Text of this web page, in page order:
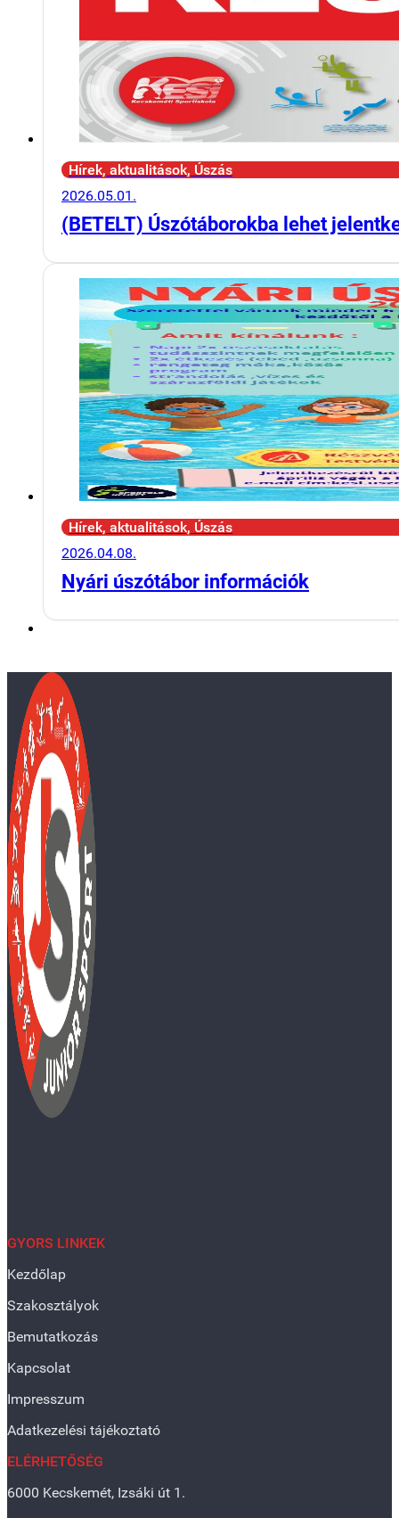
Hírek, aktualitások, Úszás
2026.05.01.
(BETELT) Úszótáborokba lehet
Hírek, aktualitások, Úszás
2026.04.08.
Nyári úszótábor információk
GYORS LINKEK
Kezdőlap
Szakosztályok
Bemutatkozás
Kapcsolat
Impresszum
Adatkezelési tájékoztató
ELÉRHETŐSÉG
6000 Kecskemét, Izsáki út 1.